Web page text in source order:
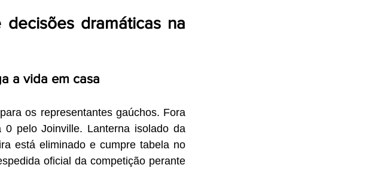
dramáticas na
a vida em casa
os representantes gaúchos. Fora
pelo Joinville. Lanterna isolado da
está eliminado e cumpre tabela no
oficial da competição perante